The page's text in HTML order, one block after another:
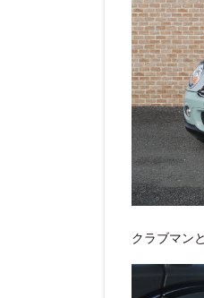
クラブマン